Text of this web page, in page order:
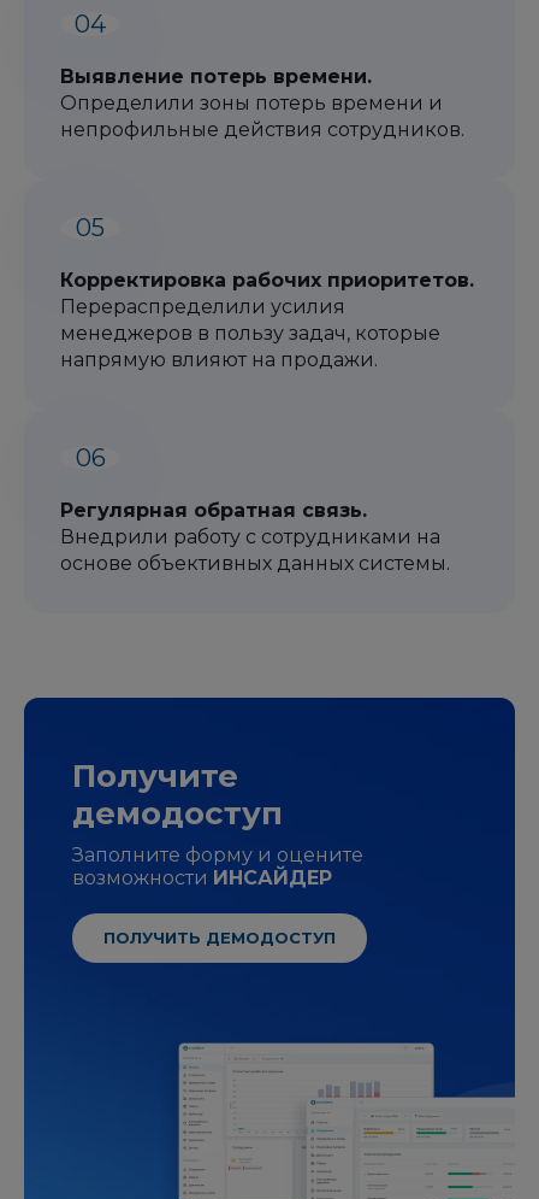
Выявление потерь времени.
Определили зоны потерь времени и
непрофильные действия сотрудников.
Корректировка рабочих приоритетов.
Перераспределили усилия
менеджеров в пользу задач, которые
напрямую влияют на продажи.
Регулярная обратная связь.
Внедрили работу с сотрудниками на
основе объективных данных системы.
Получите
демодоступ
Заполните форму и оцените
возможности ИНСАЙДЕР
ПОЛУЧИТЬ ДЕМОДОСТУП